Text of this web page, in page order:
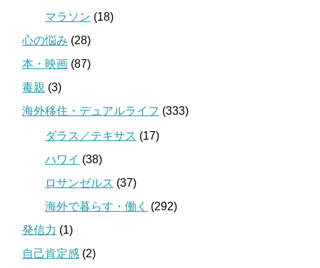
マラソン (18)
心の悩み (28)
本・映画 (87)
毒親 (3)
海外移住・デュアルライフ (333)
ダラス／テキサス (17)
ハワイ (38)
ロサンゼルス (37)
海外で暮らす・働く
(292)
発信力 (1)
自己肯定感 (2)